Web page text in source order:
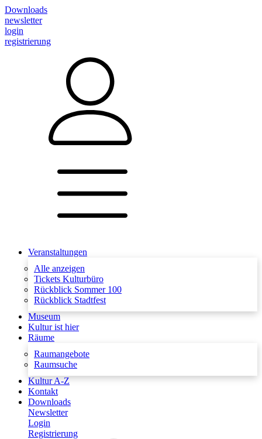
Downloads
newsletter
login
registrierung
Veranstaltungen
Alle anzeigen
Tickets Kulturbüro
Rückblick Sommer 100
Rückblick Stadtfest
Museum
Kultur ist hier
Räume
Raumangebote
Raumsuche
Kultur A-Z
Kontakt
Downloads
Newsletter
Login
Registrierung